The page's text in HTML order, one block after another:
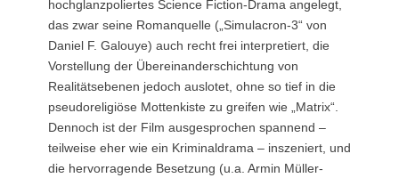
hochglanzpoliertes Science Fiction-Drama angelegt,
das zwar seine Romanquelle („Simulacron-3“ von
Daniel F. Galouye) auch recht frei interpretiert, die
Vorstellung der Übereinanderschichtung von
Realitätsebenen jedoch auslotet, ohne so tief in die
pseudoreligiöse Mottenkiste zu greifen wie „Matrix“.
Dennoch ist der Film ausgesprochen spannend –
teilweise eher wie ein Kriminaldrama – inszeniert, und
die hervorragende Besetzung (u.a. Armin Müller-